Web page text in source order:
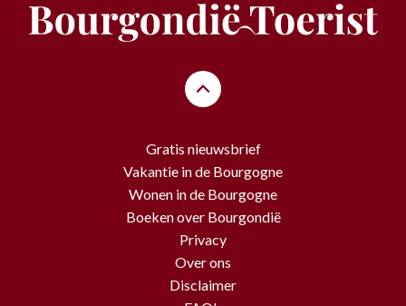
Gratis nieuwsbrief
Vakantie in de Bourgogne
Wonen in de Bourgogne
Boeken over Bourgondië
Privacy
Over ons
Disclaimer